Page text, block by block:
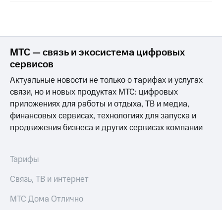
МТС — связь и экосистема цифровых
сервисов
Актуальные новости не только о тарифах и услугах
связи, но и новых продуктах МТС: цифровых
приложениях для работы и отдыха, ТВ и медиа,
финансовых сервисах, технологиях для запуска и
продвижения бизнеса и других сервисах компании
Тарифы
Связь, ТВ и интернет
МТС Дома Отлично